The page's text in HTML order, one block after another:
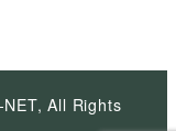
NET, All Rights